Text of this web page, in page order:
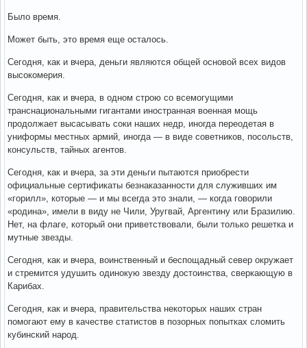
Было время.
Может быть, это время еще осталось.
Сегодня, как и вчера, деньги являются общей основой всех видов
высокомерия.
Сегодня, как и вчера, в одном строю со всемогущими
транснациональными гигантами иностранная военная мощь
продолжает высасывать соки наших недр, иногда переодетая в
униформы местных армий, иногда — в виде советников, посольств,
консульств, тайных агентов.
Сегодня, как и вчера, за эти деньги пытаются приобрести
официальные сертификаты безнаказанности для служивших им
«горилл», которые — и мы всегда это знали, — когда говорили
«родина», имели в виду не Чили, Уругвай, Аргентину или Бразилию.
Нет, на флаге, который они приветствовали, были только решетка и
мутные звезды.
Сегодня, как и вчера, воинственный и беспощадный север окружает
и стремится удушить одинокую звезду достоинства, сверкающую в
Карибах.
Сегодня, как и вчера, правительства некоторых наших стран
помогают ему в качестве статистов в позорных попытках сломить
кубинский народ.